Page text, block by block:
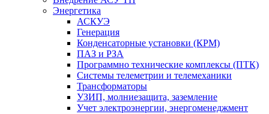
Энергетика
АСКУЭ
Генерация
Конденсаторные установки (КРМ)
ПАЗ и РЗА
Программно технические комплексы (ПТК)
Системы телеметрии и телемеханики
Трансформаторы
УЗИП, молниезащита, заземление
Учет электроэнергии, энергоменеджмент